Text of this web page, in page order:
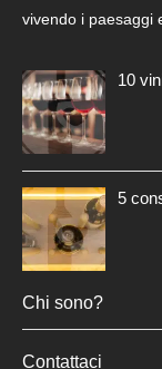
vivendo i paesaggi
10
5
Chi sono?
Contattaci